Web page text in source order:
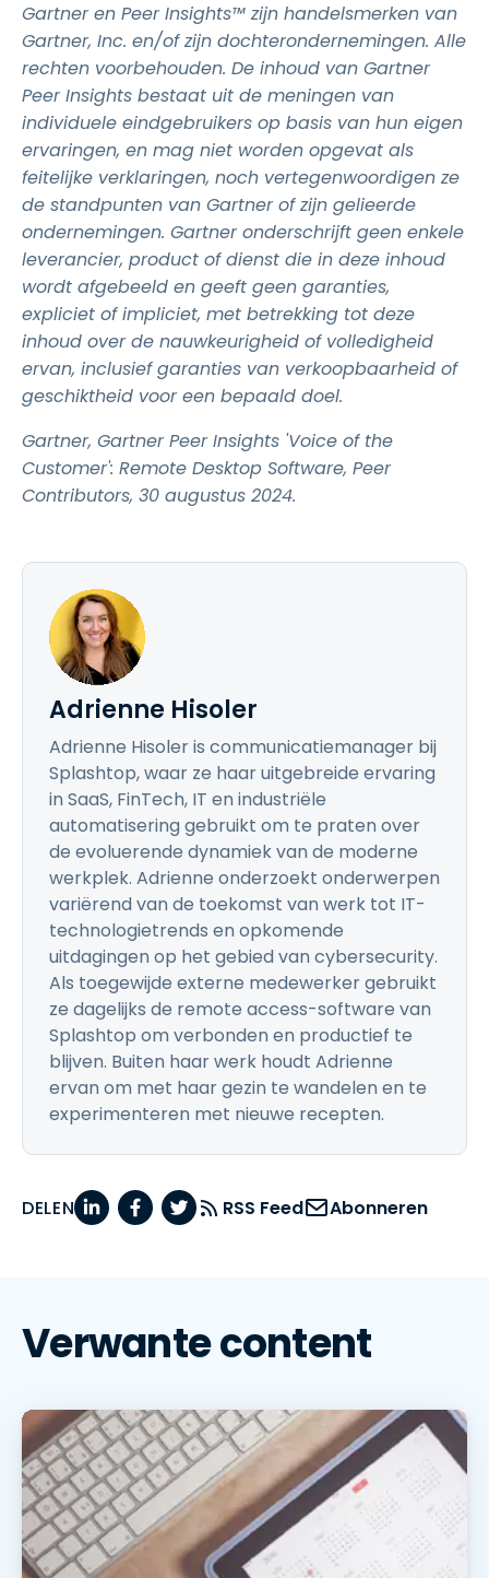
Gartner en Peer Insights™ zijn handelsmerken van
Gartner, Inc. en/of zijn dochterondernemingen. Alle
rechten voorbehouden. De inhoud van Gartner
Peer Insights bestaat uit de meningen van
individuele eindgebruikers op basis van hun eigen
ervaringen, en mag niet worden opgevat als
feitelijke verklaringen, noch vertegenwoordigen ze
de standpunten van Gartner of zijn gelieerde
ondernemingen. Gartner onderschrijft geen enkele
leverancier, product of dienst die in deze inhoud
wordt afgebeeld en geeft geen garanties,
expliciet of impliciet, met betrekking tot deze
inhoud over de nauwkeurigheid of volledigheid
ervan, inclusief garanties van verkoopbaarheid of
geschiktheid voor een bepaald doel.
Gartner, Gartner Peer Insights 'Voice of the
Customer': Remote Desktop Software, Peer
Contributors, 30 augustus 2024.
Adrienne Hisoler
Adrienne Hisoler is communicatiemanager bij
Splashtop, waar ze haar uitgebreide ervaring
in SaaS, FinTech, IT en industriële
automatisering gebruikt om te praten over
de evoluerende dynamiek van de moderne
werkplek. Adrienne onderzoekt onderwerpen
variërend van de toekomst van werk tot IT-
technologietrends en opkomende
uitdagingen op het gebied van cybersecurity.
Als toegewijde externe medewerker gebruikt
ze dagelijks de remote access-software van
Splashtop om verbonden en productief te
blijven. Buiten haar werk houdt Adrienne
ervan om met haar gezin te wandelen en te
experimenteren met nieuwe recepten.
DELEN RSS Feed Abonneren
Verwante content